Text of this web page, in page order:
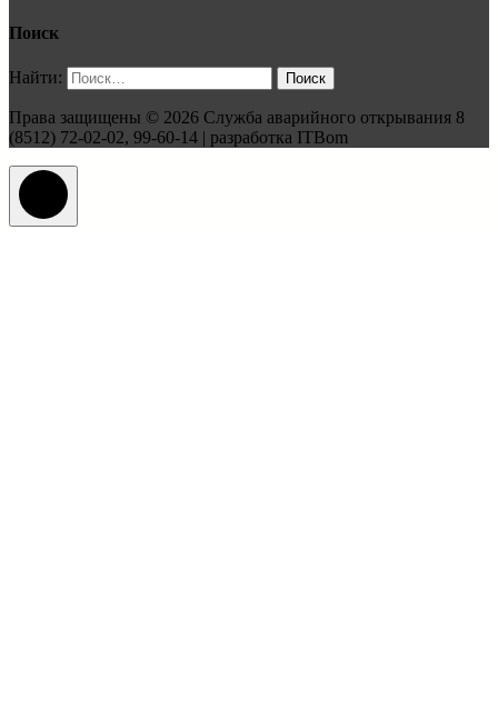
Поиск
Найти:
Права защищены © 2026 Служба аварийного открывания 8
(8512) 72-02-02, 99-60-14 | разработка ITBom